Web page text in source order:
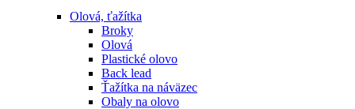
Olová, ťažítka
Broky
Olová
Plastické olovo
Back lead
Ťažítka na náväzec
Obaly na olovo